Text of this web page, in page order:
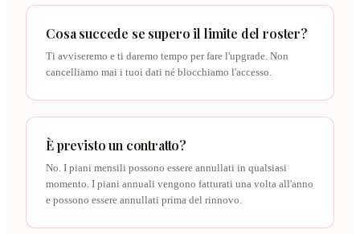
Cosa succede se supero il limite del roster?
Ti avviseremo e ti daremo tempo per fare l'upgrade. Non
cancelliamo mai i tuoi dati né blocchiamo l'accesso.
È previsto un contratto?
No. I piani mensili possono essere annullati in qualsiasi
momento. I piani annuali vengono fatturati una volta all'anno
e possono essere annullati prima del rinnovo.